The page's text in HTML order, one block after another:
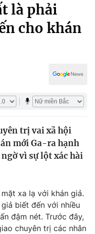
là phải
cho khán
trị vai xã hội
mới Ga-ra hạnh
vì sự lột xác hài
xa lạ với khán giả.
biết đến với nhiều
đậm nét. Trước đây,
chuyên trị các nhân